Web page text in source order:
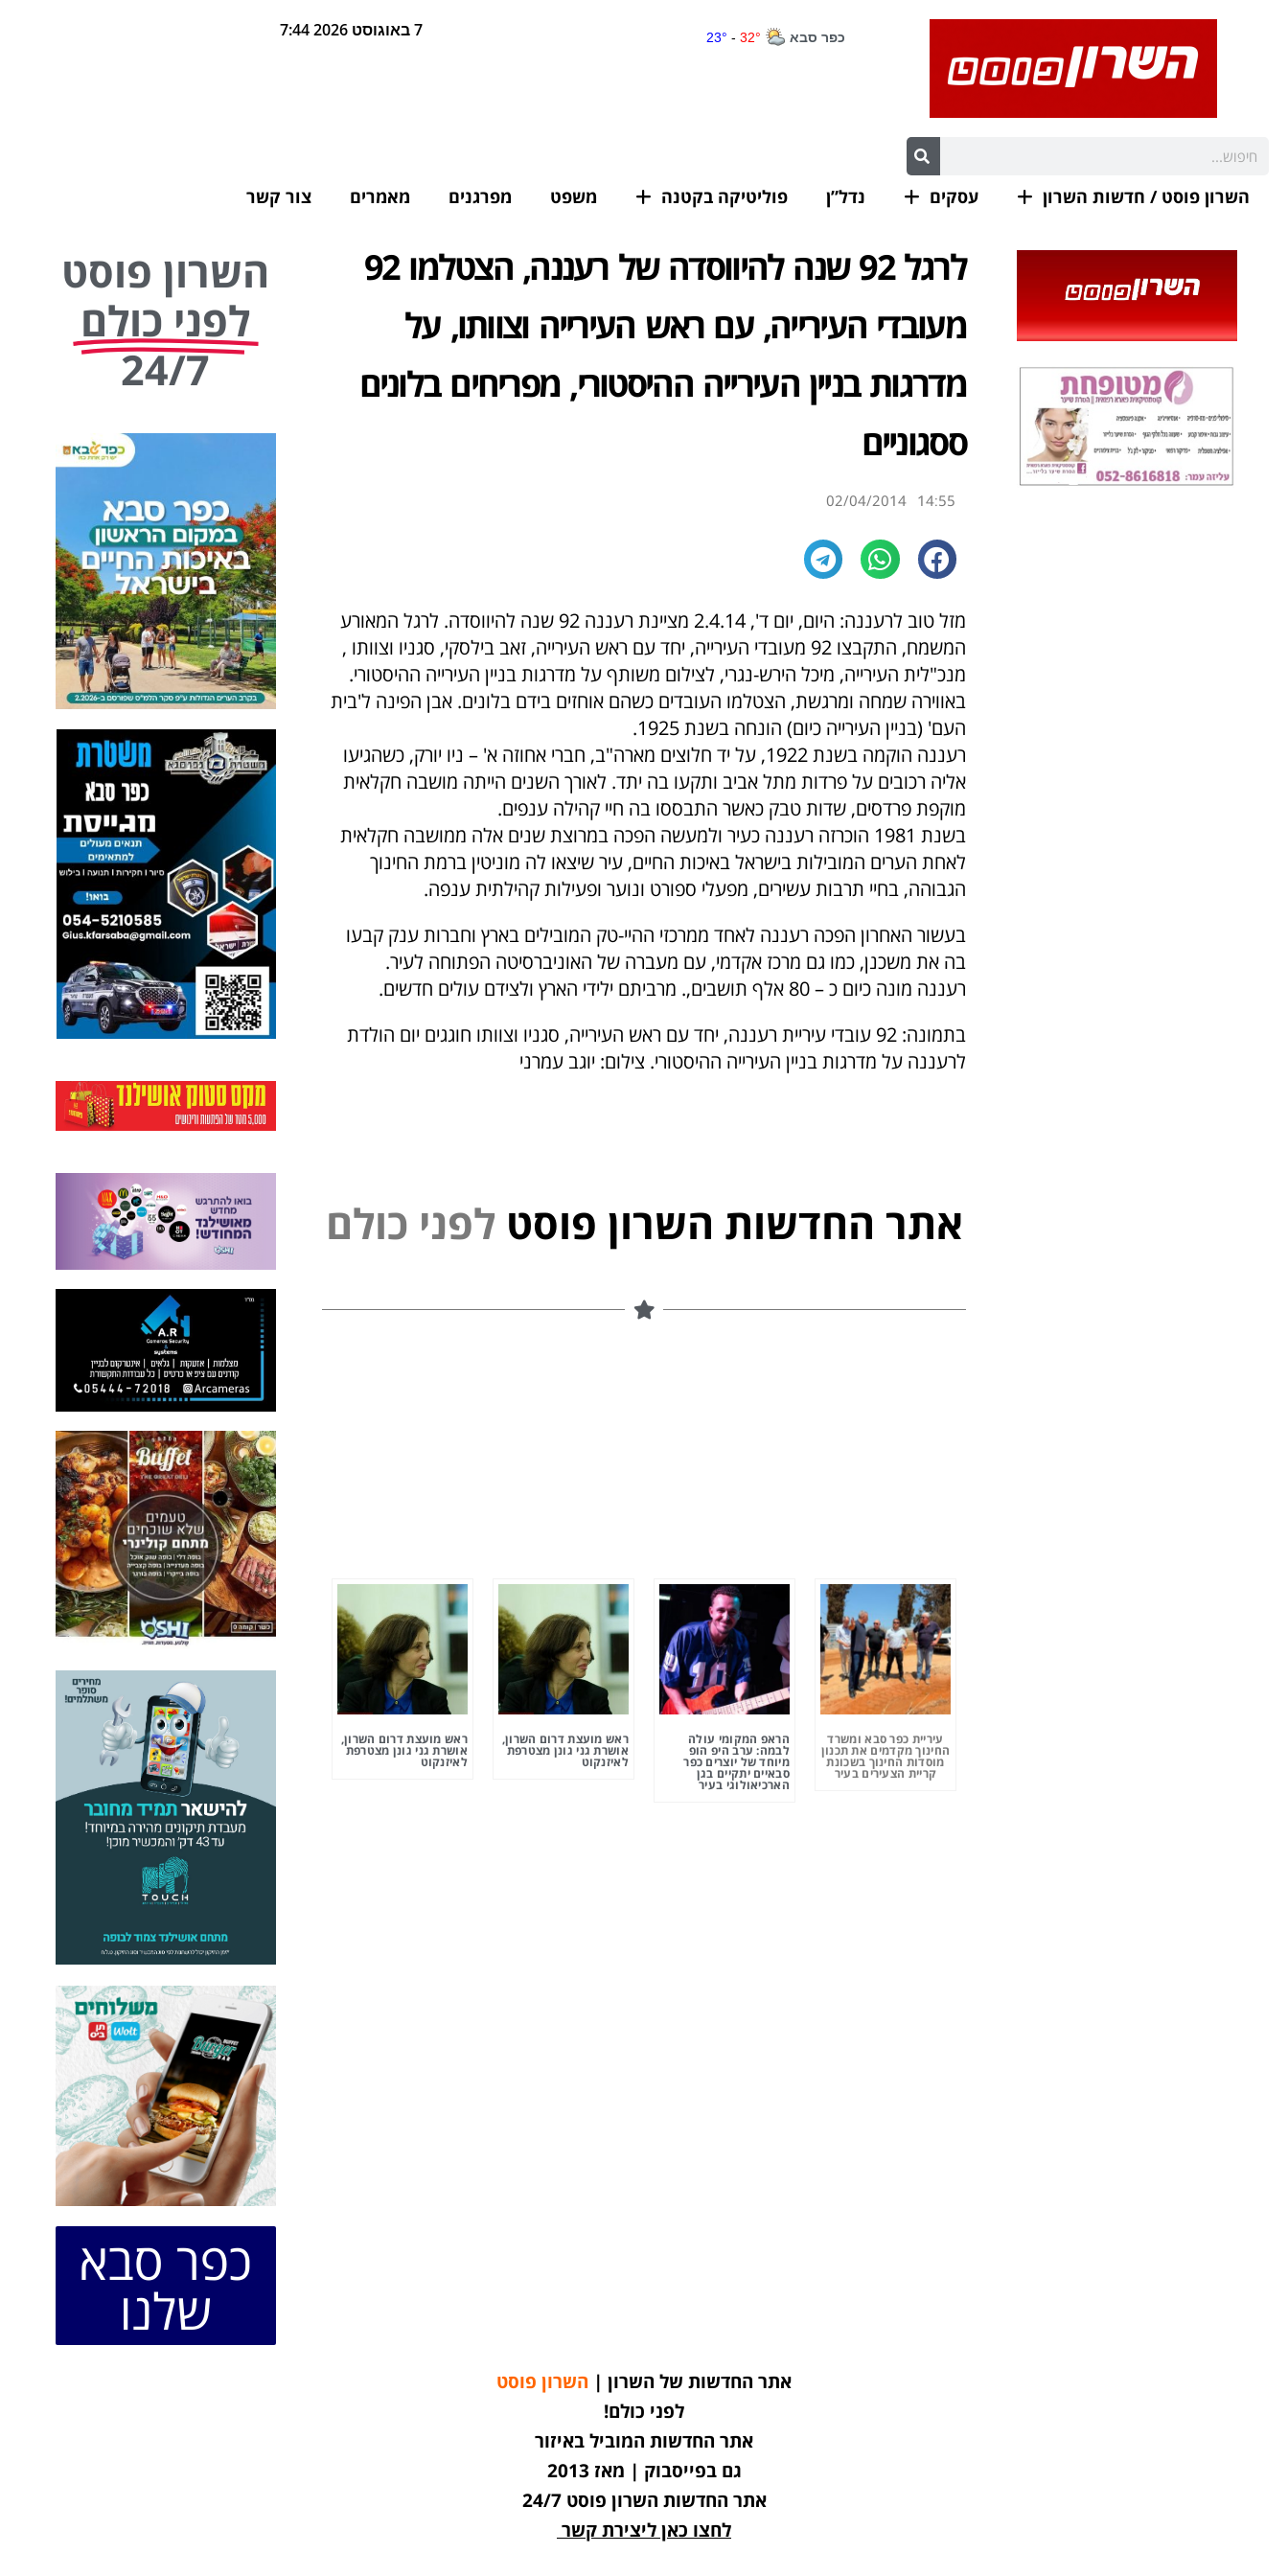
7 באוגוסט 2026 7:44
השרון פוסט / חדשות השרון עסקים נדל”ן פוליטיקה בקטנה משפט מפרגנים מאמרים צור קשר
לרגל 92 שנה להיווסדה של רעננה, הצטלמו 92
מעובדי העירייה, עם ראש העירייה וצוותו, על
מדרגות בניין העירייה ההיסטורי, מפריחים בלונים
ססגוניים
14:55
02/04/2014
מזל טוב לרעננה: היום, יום ד', 2.4.14 מציינת רעננה 92 שנה להיווסדה. לרגל המאורע
המשמח, התקבצו 92 מעובדי העירייה, יחד עם ראש העירייה, זאב בילסקי, סגניו וצוותו ,
מנכ"לית העירייה, מיכל הירש-נגרי, לצילום משותף על מדרגות בניין העירייה ההיסטורי.
באווירה שמחה ומרגשת, הצטלמו העובדים כשהם אוחזים בידם בלונים. אבן הפינה ל'בית
העם' (בניין העירייה כיום) הונחה בשנת 1925.
רעננה הוקמה בשנת 1922, על יד חלוצים מארה"ב, חברי אחוזה א' – ניו יורק, כשהגיעו
אליה רכובים על פרדות מתל אביב ותקעו בה יתד. לאורך השנים הייתה מושבה חקלאית
מוקפת פרדסים, שדות טבק כאשר התבססו בה חיי קהילה ענפים.
בשנת 1981 הוכרזה רעננה כעיר ולמעשה הפכה במרוצת שנים אלה ממושבה חקלאית
לאחת הערים המובילות בישראל באיכות החיים, עיר שיצאו לה מוניטין ברמת החינוך
הגבוהה, בחיי תרבות עשירים, מפעלי ספורט ונוער ופעילות קהילתית ענפה.
בעשור האחרון הפכה רעננה לאחד ממרכזי ההיי-טק המובילים בארץ וחברות ענק קבעו
בה את משכנן, כמו גם מרכז אקדמי, עם מעברה של האוניברסיטה הפתוחה לעיר.
רעננה מונה כיום כ – 80 אלף תושבים,. מרביתם ילידי הארץ ולצידם עולים חדשים.
בתמונה: 92 עובדי עיריית רעננה, יחד עם ראש העירייה, סגניו וצוותו חוגגים יום הולדת
לרעננה על מדרגות בניין העירייה ההיסטורי. צילום: יוגב עמרני
אתר החדשות השרון פוסט נ י כולם י
עיריית כפר סבא ומשרד
החינוך מקדמים את תכנון
מוסדות החינוך בשכונת
קריית הצעירים בעיר
הראפ המקומי עולה
לבמה: ערב היפ הופ
מיוחד של יוצרים כפר
סבאיים יתקיים בגן
הארכיאולוגי בעיר
ראש מועצת דרום השרון,
אושרת גני גונן מצטרפת
לאיזנקוט
ראש מועצת דרום השרון,
אושרת גני גונן מצטרפת
לאיזנקוט
השרון פוסט
לפני כולם
24/7
כפר סבא
שלנו
אתר החדשות של השרון | השרון פוסט
לפני כולם!
אתר החדשות המוביל באיזור
גם בפייסבוק | מאז 2013
אתר החדשות השרון פוסט 24/7
לחצו כאן ליצירת קשר